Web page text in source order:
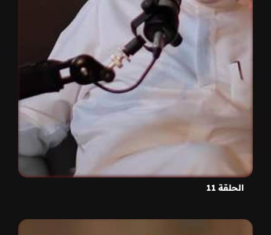
الحلقة 11